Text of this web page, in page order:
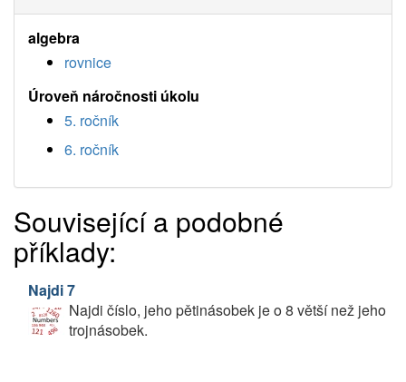
algebra
rovnice
Úroveň náročnosti úkolu
5. ročník
6. ročník
Související a podobné
příklady:
Najdi 7
Najdi číslo, jeho pětinásobek je o 8 větší než jeho
trojnásobek.